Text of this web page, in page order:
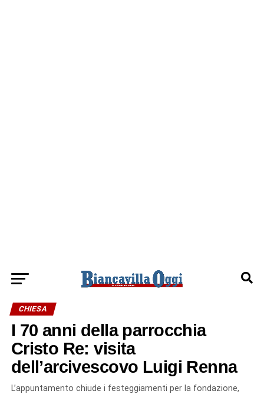
CHIESA
I 70 anni della parrocchia
Cristo Re: visita
dell’arcivescovo Luigi Renna
L’appuntamento chiude i festeggiamenti per la fondazione,